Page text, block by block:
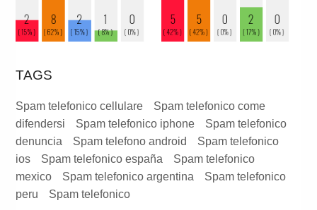
TAGS
Spam telefonico cellulare
Spam telefonico come
difendersi
Spam telefonico iphone
Spam telefonico
denuncia
Spam telefono android
Spam telefonico
ios
Spam telefonico españa
Spam telefonico
mexico
Spam telefonico argentina
Spam telefonico
peru
Spam telefonico